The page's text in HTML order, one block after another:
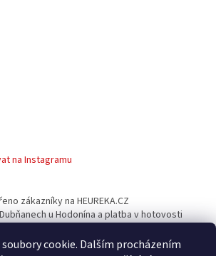
cookie. Dalším procházením
na Instagramu
zákazníky na HEUREKA.CZ
u Hodonína a platba v hotovosti